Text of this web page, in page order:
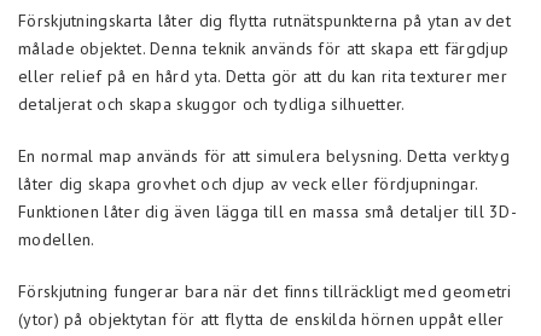
Förskjutningskarta låter dig flytta rutnätspunkterna på ytan av det
målade objektet. Denna teknik används för att skapa ett färgdjup
eller relief på en hård yta. Detta gör att du kan rita texturer mer
detaljerat och skapa skuggor och tydliga silhuetter.
En normal map används för att simulera belysning. Detta verktyg
låter dig skapa grovhet och djup av veck eller fördjupningar.
Funktionen låter dig även lägga till en massa små detaljer till 3D-
modellen.
Förskjutning fungerar bara när det finns tillräckligt med geometri
(ytor) på objektytan för att flytta de enskilda hörnen uppåt eller